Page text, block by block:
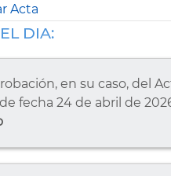
Acta
DIA:
en su caso, del
fecha 24 de abril de